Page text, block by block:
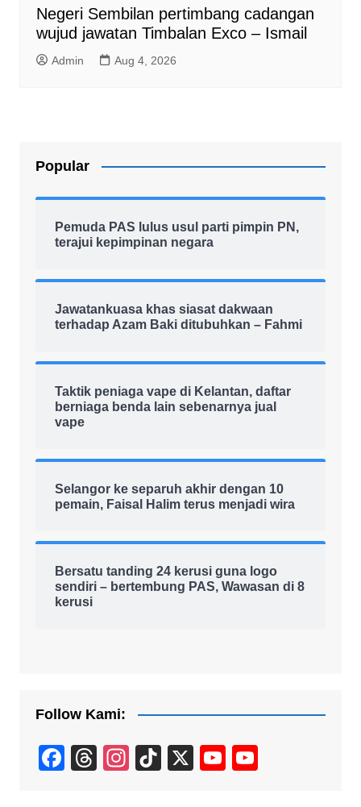
Negeri Sembilan pertimbang cadangan
wujud jawatan Timbalan Exco – Ismail
Admin Aug 4, 2026
Popular
Pemuda PAS lulus usul parti pimpin PN,
terajui kepimpinan negara
Jawatankuasa khas siasat dakwaan
terhadap Azam Baki ditubuhkan – Fahmi
Taktik peniaga vape di Kelantan, daftar
berniaga benda lain sebenarnya jual
vape
Selangor ke separuh akhir dengan 10
pemain, Faisal Halim terus menjadi wira
Bersatu tanding 24 kerusi guna logo
sendiri – bertembung PAS, Wawasan di 8
kerusi
Follow Kami:
F
T
In
Ti
X
Y